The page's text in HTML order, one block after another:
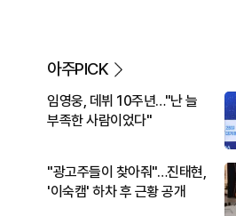
아주PICK
임영웅, 데뷔 10주년…"난 늘
부족한 사람이었다"
"광고주들이 찾아줘"…진태현,
'이숙캠' 하차 후 근황 공개